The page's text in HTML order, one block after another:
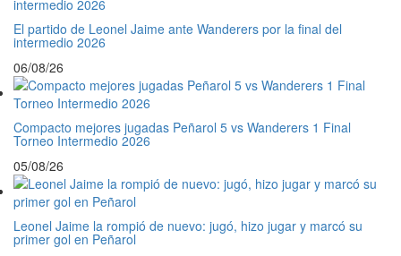
El partido de Leonel Jaime ante Wanderers por la final del
intermedio 2026
06/08/26
Compacto mejores jugadas Peñarol 5 vs Wanderers 1 Final
Torneo Intermedio 2026
05/08/26
Leonel Jaime la rompió de nuevo: jugó, hizo jugar y marcó su
primer gol en Peñarol